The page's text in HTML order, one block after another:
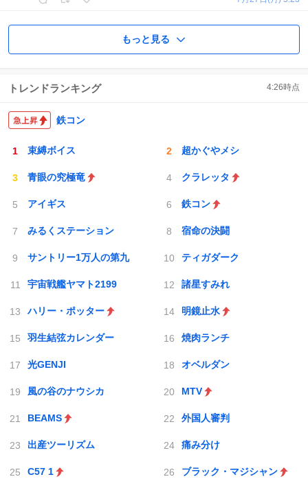
もっと見る
トレンドランキング 4:26時点
鉄コン
束縛ボイス 超かぐやメシ
青眼の究極竜 クラレッタ
アイギス 鉄コン
みるくステーション 宿命の決闘
サントリー1万人の第九 ティガダーク
宇宙戦艦ヤマト2199 諸星すみれ
ハリー・ポッター 明鏡止水
羽生結弦カレンダー 焼肉ランチ
光GENJI オベルダン
風の谷のナウシカ MTV
BEAMS 外国人審判
出産ツーリズム 痛み分け
C57 1 ブラック・マジシャン